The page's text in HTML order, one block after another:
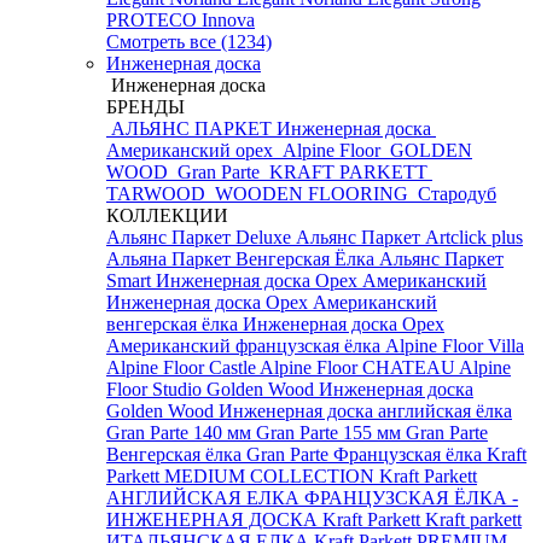
PROTECO Innova
Смотреть все (1234)
Инженерная доска
Инженерная доска
БРЕНДЫ
АЛЬЯНС ПАРКЕТ Инженерная доска
Американский орех Alpine Floor GOLDEN
WOOD Gran Parte KRAFT PARKETT
TARWOOD WOODEN FLOORING Стародуб
КОЛЛЕКЦИИ
Альянс Паркет Deluxe Альянс Паркет Artclick plus
Альяна Паркет Венгерская Ёлка Альянс Паркет
Smart Инженерная доска Орех Американский
Инженерная доска Орех Американский
венгерская ёлка Инженерная доска Орех
Американский французская ёлка Alpine Floor Villa
Alpine Floor Castle Alpine Floor CHATEAU Alpine
Floor Studio Golden Wood Инженерная доска
Golden Wood Инженерная доска английская ёлка
Gran Parte 140 мм Gran Parte 155 мм Gran Parte
Венгерская ёлка Gran Parte Французская ёлка Kraft
Parkett MEDIUM COLLECTION Kraft Parkett
АНГЛИЙСКАЯ ЕЛКА ФРАНЦУЗСКАЯ ЁЛКА -
ИНЖЕНЕРНАЯ ДОСКА Kraft Parkett Kraft parkett